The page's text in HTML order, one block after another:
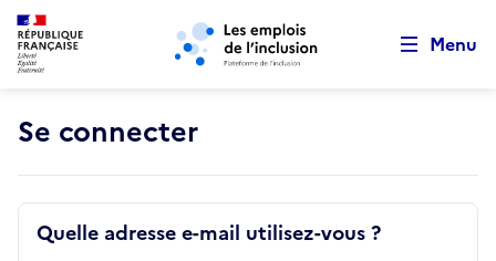
Aller au menu principal Aller au contenu principal
Menu
Se connecter
Quelle adresse e-mail utilisez-vous ?
Retour au début de la page
Panneau de gestion des cookies